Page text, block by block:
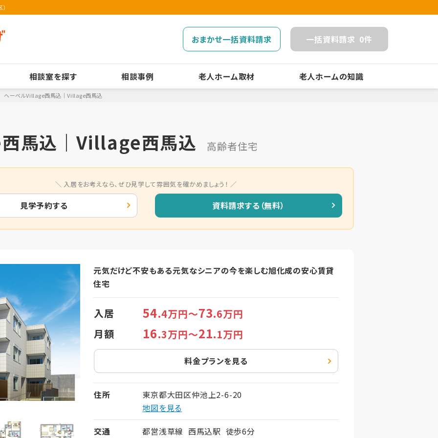
おまかせ一括資料請求 一括資料請求 0件
相談室を探す 相談事例 老人ホーム取材 老人ホームの知識
ヘーベルVillage西馬込｜Village西馬込
馬込｜Village西馬込 高齢者住宅
入居をお考えなら、ぜひ見学して雰囲気を確かめましょう！
見学予約する 資料請求する（無料）
元気だけど不安もある元気なシニアの今を楽しむ旭化成の安心賃貸
住宅
入居 54.4万円～73.6万円
月額
16.3万円～21.1万円
料金プランを見る
住所
東京都大田区仲池上2-6-20
地図を見る
交通
都営浅草線 西馬込駅 徒歩6分